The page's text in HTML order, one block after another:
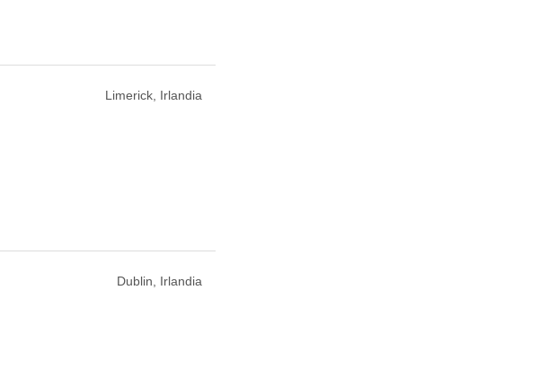
Limerick, Irlandia
Dublin, Irlandia